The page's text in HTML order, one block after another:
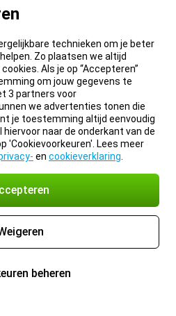
technieken om je beter
Zo plaatsen we altijd
Als je op “Accepteren”
om jouw gegevens te
3 partners voor
we advertenties tonen die
je toestemming altijd eenvoudig
naar de onderkant van de
'Cookievoorkeuren'. Lees meer
en cookieverklaring
beheren